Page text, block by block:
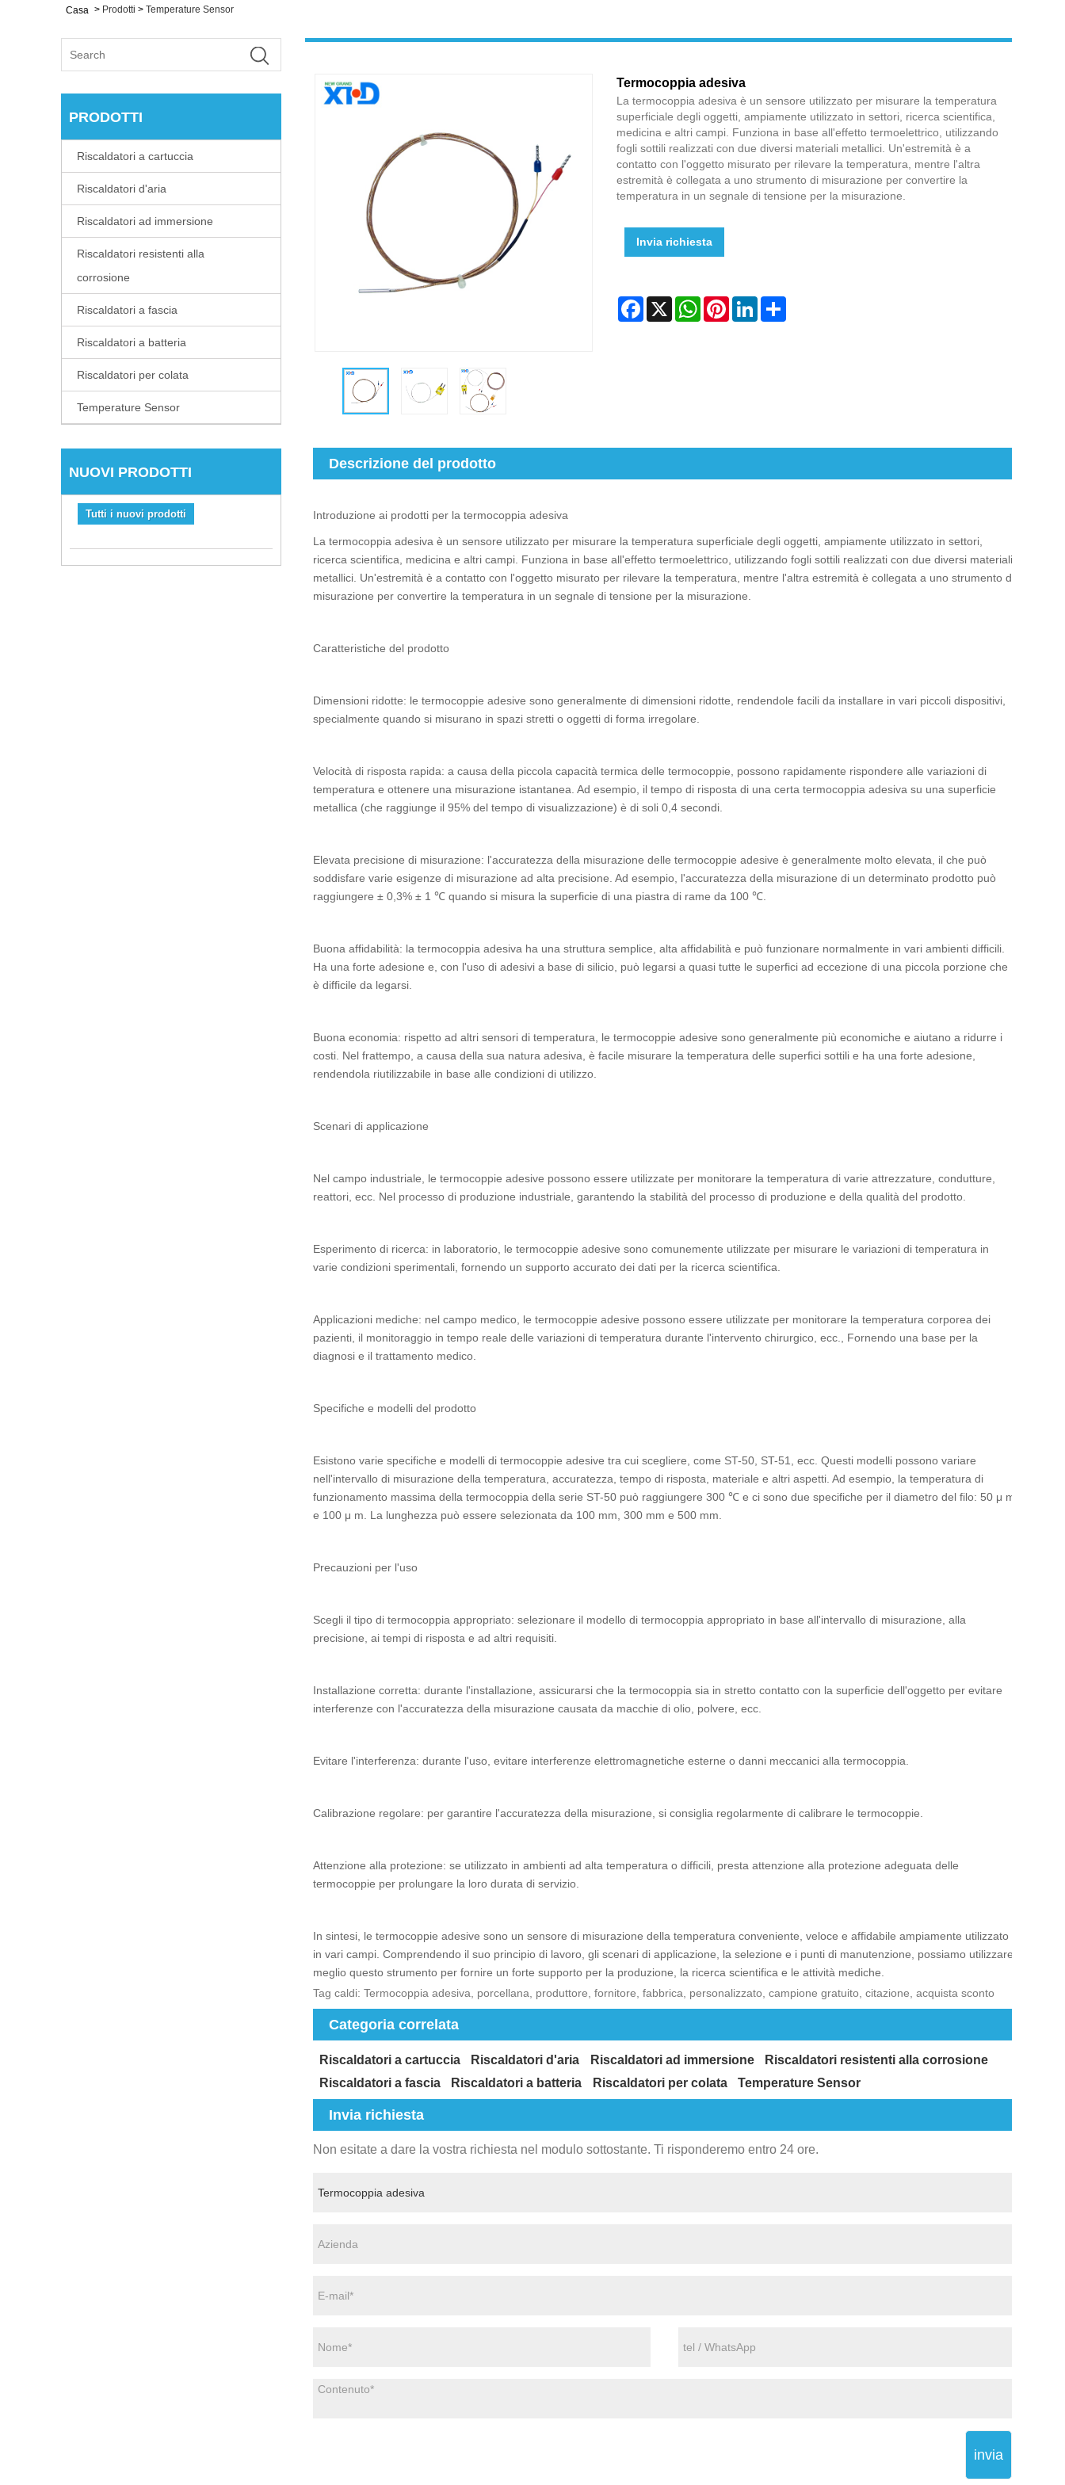
Casa > Prodotti > Temperature Sensor
PRODOTTI
Riscaldatori a cartuccia
Riscaldatori d'aria
Riscaldatori ad immersione
Riscaldatori resistenti alla
corrosione
Riscaldatori a fascia
Riscaldatori a batteria
Riscaldatori per colata
Temperature Sensor
NUOVI PRODOTTI
Tutti i nuovi prodotti
Termocoppia adesiva
La termocoppia adesiva è un sensore utilizzato per misurare la temperatura
superficiale degli oggetti, ampiamente utilizzato in settori, ricerca scientifica,
medicina e altri campi. Funziona in base all'effetto termoelettrico, utilizzando
fogli sottili realizzati con due diversi materiali metallici. Un'estremità è a
contatto con l'oggetto misurato per rilevare la temperatura, mentre l'altra
estremità è collegata a uno strumento di misurazione per convertire la
temperatura in un segnale di tensione per la misurazione.
Invia richiesta
Facebook
X WhatsAppPinterestLinkedIn
Descrizione del prodotto
Introduzione ai prodotti per la termocoppia adesiva
La termocoppia adesiva è un sensore utilizzato per misurare la temperatura superficiale degli oggetti, ampiamente utilizzato in settori,
ricerca scientifica, medicina e altri campi. Funziona in base all'effetto termoelettrico, utilizzando fogli sottili realizzati con due diversi materiali
metallici. Un'estremità è a contatto con l'oggetto misurato per rilevare la temperatura, mentre l'altra estremità è collegata a uno strumento di
misurazione per convertire la temperatura in un segnale di tensione per la misurazione.
Caratteristiche del prodotto
Dimensioni ridotte: le termocoppie adesive sono generalmente di dimensioni ridotte, rendendole facili da installare in vari piccoli dispositivi,
specialmente quando si misurano in spazi stretti o oggetti di forma irregolare.
Velocità di risposta rapida: a causa della piccola capacità termica delle termocoppie, possono rapidamente rispondere alle variazioni di
temperatura e ottenere una misurazione istantanea. Ad esempio, il tempo di risposta di una certa termocoppia adesiva su una superficie
metallica (che raggiunge il 95% del tempo di visualizzazione) è di soli 0,4 secondi.
Elevata precisione di misurazione: l'accuratezza della misurazione delle termocoppie adesive è generalmente molto elevata, il che può
soddisfare varie esigenze di misurazione ad alta precisione. Ad esempio, l'accuratezza della misurazione di un determinato prodotto può
raggiungere ± 0,3% ± 1 ℃ quando si misura la superficie di una piastra di rame da 100 ℃.
Buona affidabilità: la termocoppia adesiva ha una struttura semplice, alta affidabilità e può funzionare normalmente in vari ambienti difficili.
Ha una forte adesione e, con l'uso di adesivi a base di silicio, può legarsi a quasi tutte le superfici ad eccezione di una piccola porzione che
è difficile da legarsi.
Buona economia: rispetto ad altri sensori di temperatura, le termocoppie adesive sono generalmente più economiche e aiutano a ridurre i
costi. Nel frattempo, a causa della sua natura adesiva, è facile misurare la temperatura delle superfici sottili e ha una forte adesione,
rendendola riutilizzabile in base alle condizioni di utilizzo.
Scenari di applicazione
Nel campo industriale, le termocoppie adesive possono essere utilizzate per monitorare la temperatura di varie attrezzature, condutture,
reattori, ecc. Nel processo di produzione industriale, garantendo la stabilità del processo di produzione e della qualità del prodotto.
Esperimento di ricerca: in laboratorio, le termocoppie adesive sono comunemente utilizzate per misurare le variazioni di temperatura in
varie condizioni sperimentali, fornendo un supporto accurato dei dati per la ricerca scientifica.
Applicazioni mediche: nel campo medico, le termocoppie adesive possono essere utilizzate per monitorare la temperatura corporea dei
pazienti, il monitoraggio in tempo reale delle variazioni di temperatura durante l'intervento chirurgico, ecc., Fornendo una base per la
diagnosi e il trattamento medico.
Specifiche e modelli del prodotto
Esistono varie specifiche e modelli di termocoppie adesive tra cui scegliere, come ST-50, ST-51, ecc. Questi modelli possono variare
nell'intervallo di misurazione della temperatura, accuratezza, tempo di risposta, materiale e altri aspetti. Ad esempio, la temperatura di
funzionamento massima della termocoppia della serie ST-50 può raggiungere 300 ℃ e ci sono due specifiche per il diametro del filo: 50 μ m
e 100 μ m. La lunghezza può essere selezionata da 100 mm, 300 mm e 500 mm.
Precauzioni per l'uso
Scegli il tipo di termocoppia appropriato: selezionare il modello di termocoppia appropriato in base all'intervallo di misurazione, alla
precisione, ai tempi di risposta e ad altri requisiti.
Installazione corretta: durante l'installazione, assicurarsi che la termocoppia sia in stretto contatto con la superficie dell'oggetto per evitare
interferenze con l'accuratezza della misurazione causata da macchie di olio, polvere, ecc.
Evitare l'interferenza: durante l'uso, evitare interferenze elettromagnetiche esterne o danni meccanici alla termocoppia.
Calibrazione regolare: per garantire l'accuratezza della misurazione, si consiglia regolarmente di calibrare le termocoppie.
Attenzione alla protezione: se utilizzato in ambienti ad alta temperatura o difficili, presta attenzione alla protezione adeguata delle
termocoppie per prolungare la loro durata di servizio.
In sintesi, le termocoppie adesive sono un sensore di misurazione della temperatura conveniente, veloce e affidabile ampiamente utilizzato
in vari campi. Comprendendo il suo principio di lavoro, gli scenari di applicazione, la selezione e i punti di manutenzione, possiamo utilizzare
meglio questo strumento per fornire un forte supporto per la produzione, la ricerca scientifica e le attività mediche.
Tag caldi: Termocoppia adesiva, porcellana, produttore, fornitore, fabbrica, personalizzato, campione gratuito, citazione, acquista sconto
Categoria correlata
Riscaldatori a cartuccia Riscaldatori d'aria Riscaldatori ad immersione
Riscaldatori resistenti alla corrosione
Riscaldatori a fascia
Riscaldatori a batteria Riscaldatori per colata Temperature Sensor
Invia richiesta
Non esitate a dare la vostra richiesta nel modulo sottostante. Ti risponderemo entro 24 ore.
invia